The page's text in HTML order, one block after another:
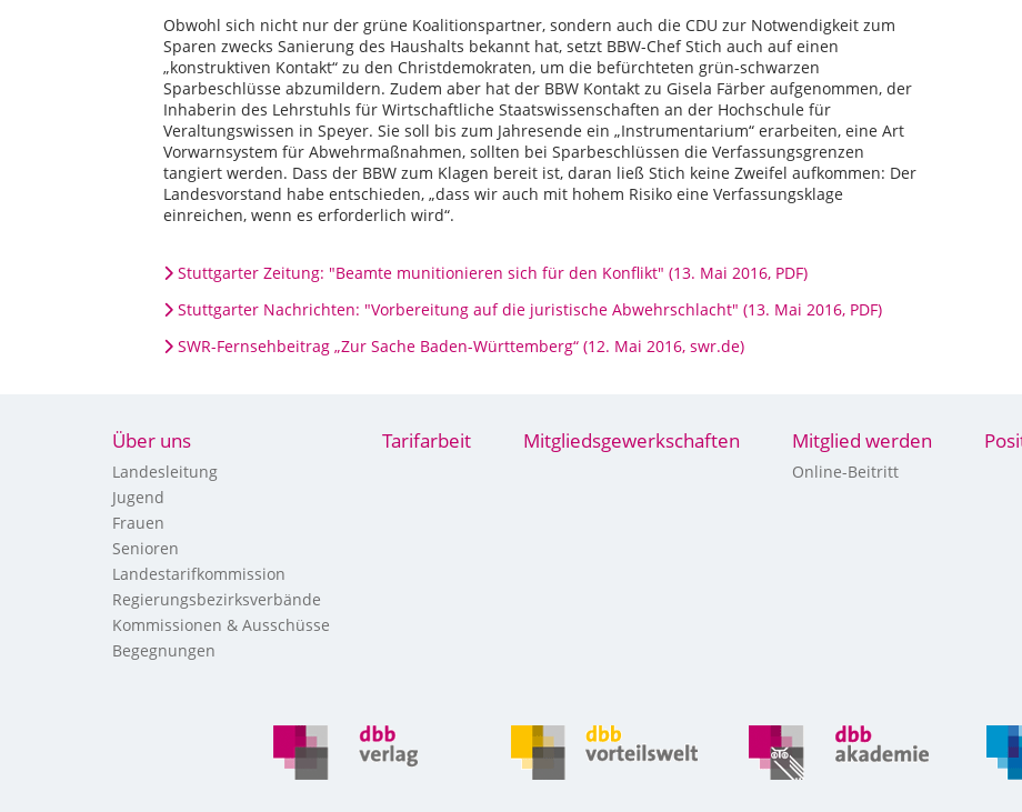
Obwohl sich nicht nur der grüne Koalitionspartner, sondern auch die CDU zur Notwendigkeit zum
Sparen zwecks Sanierung des Haushalts bekannt hat, setzt BBW-Chef Stich auch auf einen
„konstruktiven Kontakt“ zu den Christdemokraten, um die befürchteten grün-schwarzen
Sparbeschlüsse abzumildern. Zudem aber hat der BBW Kontakt zu Gisela Färber aufgenommen, der
Inhaberin des Lehrstuhls für Wirtschaftliche Staatswissenschaften an der Hochschule für
Veraltungswissen in Speyer. Sie soll bis zum Jahresende ein „Instrumentarium“ erarbeiten, eine Art
Vorwarnsystem für Abwehrmaßnahmen, sollten bei Sparbeschlüssen die Verfassungsgrenzen
tangiert werden. Dass der BBW zum Klagen bereit ist, daran ließ Stich keine Zweifel aufkommen: Der
Landesvorstand habe entschieden, „dass wir auch mit hohem Risiko eine Verfassungsklage
einreichen, wenn es erforderlich wird“.
Stuttgarter Zeitung: "Beamte munitionieren sich für den Konflikt" (13. Mai 2016, PDF)
Stuttgarter Nachrichten: "Vorbereitung auf die juristische Abwehrschlacht" (13. Mai 2016, PDF)
SWR-Fernsehbeitrag „Zur Sache Baden-Württemberg“ (12. Mai 2016, swr.de)
Über uns
Landesleitung
Jugend
Frauen
Senioren
Landestarifkommission
Regierungsbezirksverbände
Kommissionen & Ausschüsse
Begegnungen
Tarifarbeit Mitgliedsgewerkschaften Mitglied werden
Online-Beitritt